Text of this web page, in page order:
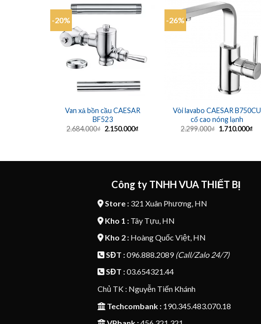
-20%
Van xả bồn cầu CAESAR
BF523
2.684.000₫ Giá
2.150.000₫Giá
-26%
Vòi lavabo CAESAR B750CU
cổ cao nóng lạnh
2.299.000₫ Giá
1.710.000₫Giá
Công ty TNHH VUA THIẾT BỊ
Store :321 Xuân Phương, HN
Kho 1 :Tây Tựu, HN
Kho 2 :Hoàng Quốc Việt, HN
SĐT :096.888.2089 (Call/Zalo 24/7)
SĐT :03.654321.44
Chủ TK : Nguyễn Tiến Khánh
Techcombank :190.345.483.070.18